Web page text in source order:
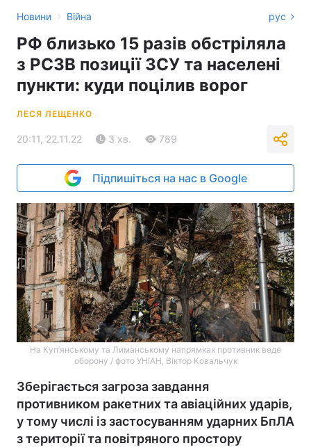
Новини › Війна рус
РФ близько 15 разів обстріляла
з РСЗВ позиції ЗСУ та населені
пункти: куди поцілив ворог
ЛЕСЯ ЛЕЩЕНКО
20:11, 22.11.22 3 хв. 789
Підпишіться на нас в Google
На Куп’янському та Лиманському напрямках противник веде
оборону / фото УНІАН, Віктор Ковальчук
Зберігається загроза завдання
противником ракетних та авіаційних ударів,
у тому числі із застосуванням ударних БпЛА
з території та повітряного простору